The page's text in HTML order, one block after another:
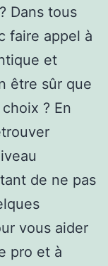
Dans tous
faire appel à
et
être sûr que
? En
de ne pas
vous aider
pro et à